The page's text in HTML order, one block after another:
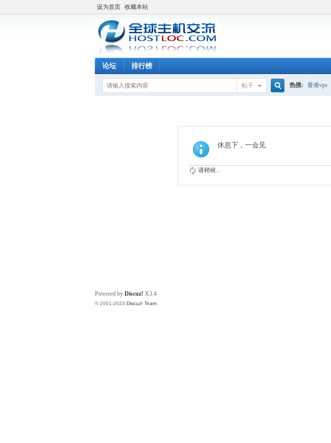
设为首页 收藏本站
论坛 排行榜
帖子 热搜: 香港vps
休息下，一会见
请稍候...
Powered by Discuz! X3.4
© 2001-2023 Discuz! Team